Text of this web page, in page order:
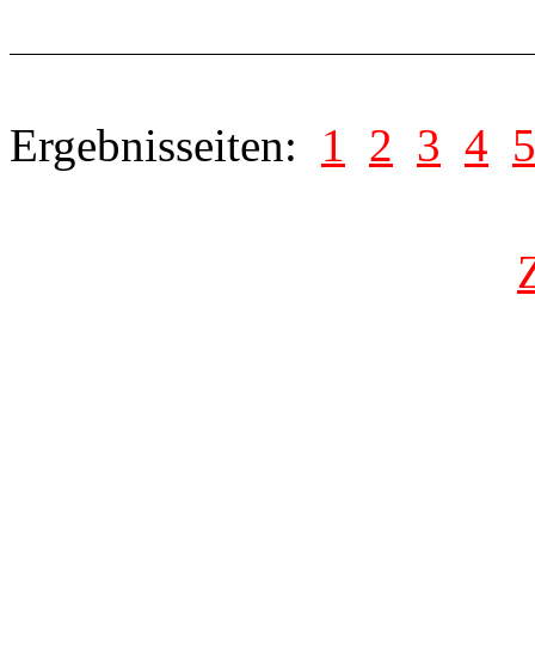
Ergebnisseiten: 1 2 3 4 5